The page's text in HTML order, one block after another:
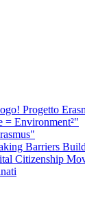
Progetto
= Environment²"
Barriers
Citizenship